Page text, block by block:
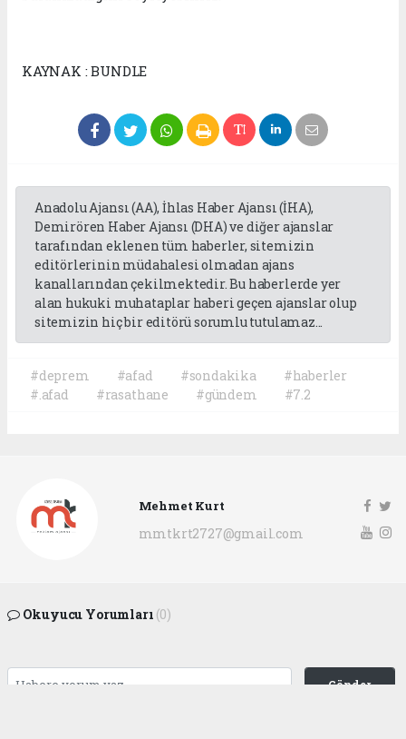
KAYNAK : BUNDLE
Anadolu Ajansı (AA), İhlas Haber Ajansı (İHA),
Demirören Haber Ajansı (DHA) ve diğer ajanslar
tarafından eklenen tüm haberler, sitemizin
editörlerinin müdahalesi olmadan ajans
kanallarından çekilmektedir. Bu haberlerde yer
alan hukuki muhataplar haberi geçen ajanslar olup
sitemizin hiç bir editörü sorumlu tutulamaz...
#deprem #afad #sondakika
#haberler
#.afad
#rasathane #gündem #7.2
Mehmet Kurt
mmtkrt2727@gmail.com
Okuyucu Yorumları (0)
Gönder